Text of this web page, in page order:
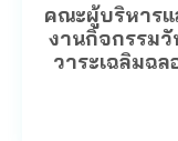
คณะผู้บริหารแ
งานกิจกรรม
วาระเฉลิมฉ